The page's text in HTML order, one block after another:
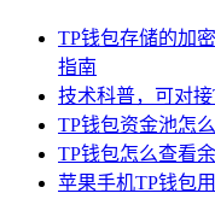
TP钱包存储的加
指南
技术科普，可对
TP钱包资金池怎
TP钱包怎么查看
苹果手机TP钱包